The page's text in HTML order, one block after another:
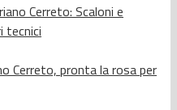
Cerreto: Scaloni e
tecnici
Cerreto, pronta la rosa per